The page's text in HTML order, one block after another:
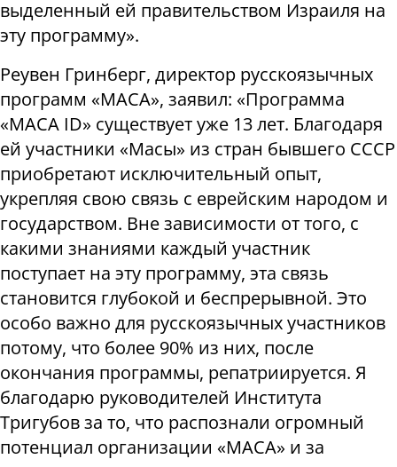
выделенный ей правительством Израиля на
эту программу».
Реувен Гринберг, директор русскоязычных
программ «МАСА», заявил: «Программа
«МАСА ID» существует уже 13 лет. Благодаря
ей участники «Масы» из стран бывшего СССР
приобретают исключительный опыт,
укрепляя свою связь с еврейским народом и
государством. Вне зависимости от того, с
какими знаниями каждый участник
поступает на эту программу, эта связь
становится глубокой и беспрерывной. Это
особо важно для русскоязычных участников
потому, что более 90% из них, после
окончания программы, репатриируется. Я
благодарю руководителей Института
Тригубов за то, что распознали огромный
потенциал организации «МАСА» и за